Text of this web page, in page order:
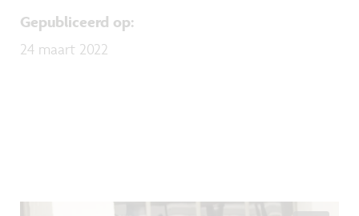
Gepubliceerd op:
24 maart 2022